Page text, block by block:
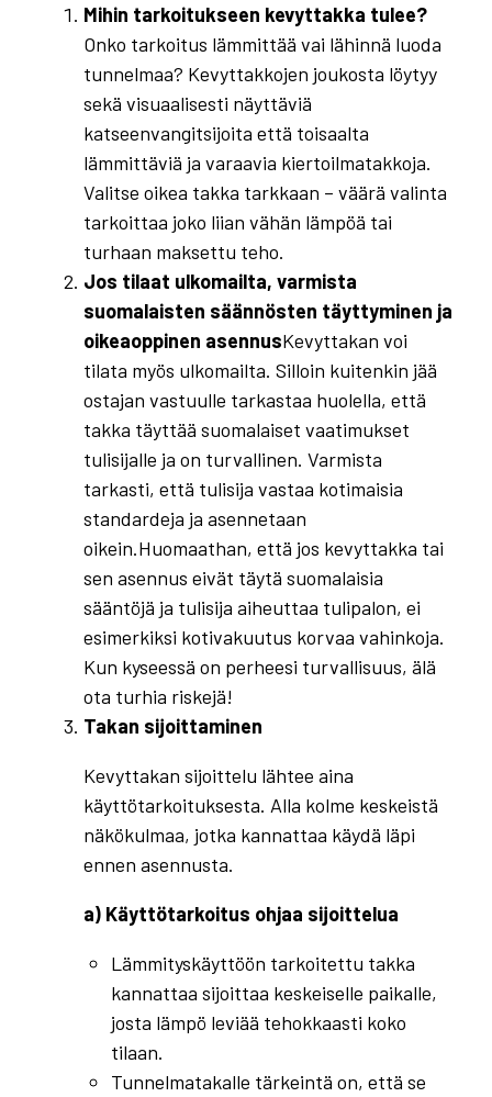
Mihin tarkoitukseen kevyttakka tulee?
Onko tarkoitus lämmittää vai lähinnä luoda
tunnelmaa? Kevyttakkojen joukosta löytyy
sekä visuaalisesti näyttäviä
katseenvangitsijoita että toisaalta
lämmittäviä ja varaavia kiertoilmatakkoja.
Valitse oikea takka tarkkaan – väärä valinta
tarkoittaa joko liian vähän lämpöä tai
turhaan maksettu teho.
Jos tilaat ulkomailta, varmista
suomalaisten säännösten täyttyminen ja
oikeaoppinen asennusKevyttakan voi
tilata myös ulkomailta. Silloin kuitenkin jää
ostajan vastuulle tarkastaa huolella, että
takka täyttää suomalaiset vaatimukset
tulisijalle ja on turvallinen. Varmista
tarkasti, että tulisija vastaa kotimaisia
standardeja ja asennetaan
oikein.Huomaathan, että jos kevyttakka tai
sen asennus eivät täytä suomalaisia
sääntöjä ja tulisija aiheuttaa tulipalon, ei
esimerkiksi kotivakuutus korvaa vahinkoja.
Kun kyseessä on perheesi turvallisuus, älä
ota turhia riskejä!
Takan sijoittaminen
Kevyttakan sijoittelu lähtee aina
käyttötarkoituksesta. Alla kolme keskeistä
näkökulmaa, jotka kannattaa käydä läpi
ennen asennusta.
a) Käyttötarkoitus ohjaa sijoittelua
Lämmityskäyttöön tarkoitettu takka
kannattaa sijoittaa keskeiselle paikalle,
josta lämpö leviää tehokkaasti koko
tilaan.
Tunnelmatakalle tärkeintä on, että se